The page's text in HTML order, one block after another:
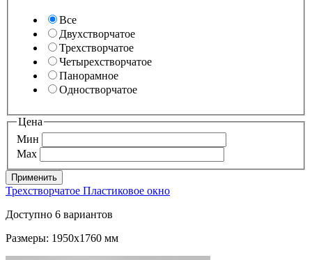
Все
Двухстворчатое
Трехстворчатое
Четырехстворчатое
Панорамное
Одностворчатое
Цена
Мин
Max
Трехстворчатое Пластиковое окно
Доступно 6 вариантов
Размеры: 1950x1760 мм